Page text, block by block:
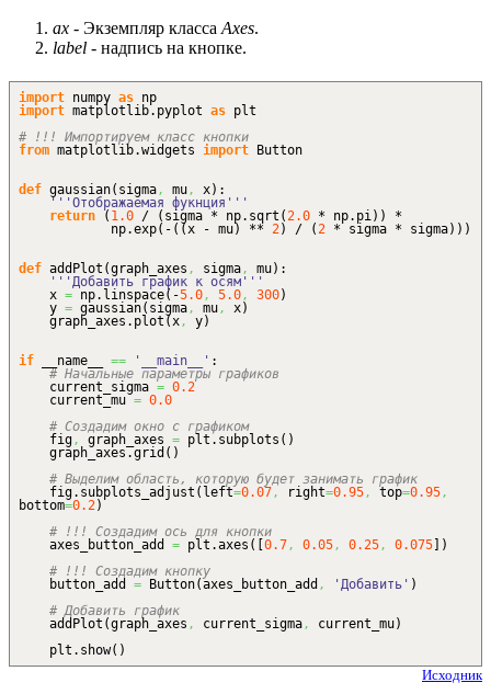
ax - Экземпляр класса Axes.
label - надпись на кнопке.
import numpy as np
import matplotlib. pyplot as plt
# !!! Импортируем класс кнопки
from matplotlib.widgets import Button
def gaussian( sigma, mu, x) :
'''Отображаемая фукнция'''
return
( 1.0 / ( sigma * np. sqrt (2.0 * np. pi) )
*
np.exp( - ( (x - mu) ** 2) / (2 * sigma * sigma) ) )
def addPlot (graph_axes , sigma, mu) :
'''Добавить график к осям'''
x = np. linspace( -5.0, 5.0, 300)
y = gaussian( sigma, mu, x)
graph_axes. plot (x, y)
if __name__ == '__main__' :
# Начальные параметры графиков
current_sigma = 0.2
current_mu = 0.0
# Создадим окно с графиком
fig, graph_axes = plt. subplots ( )
graph_axes.grid ( )
# Выделим область, которую будет занимать график
fig. subplots_adjust ( left=0.07, right=0.95, top=0.95,
bottom=0.2)
# !!! Создадим ось для кнопки
axes_button_add = plt.axes ( 0.7, 0.05, 0.25, 0.075
)
# !!! Создадим кнопку
button_add = Button(axes_button_add , 'Добавить' )
# Добавить график
addPlot (graph_axes , current_sigma, current_mu)
plt. show( )
Исходник